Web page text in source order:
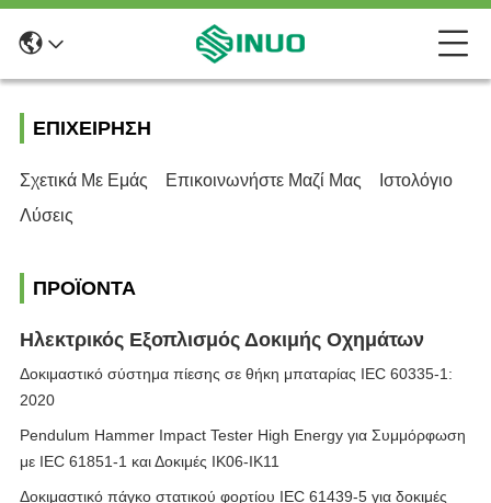
ΕΠΙΧΕΊΡΗΣΗ
Σχετικά Με Εμάς Επικοινωνήστε Μαζί Μας
Ιστολόγιο
Λύσεις
ΠΡΟΪΌΝΤΑ
Ηλεκτρικός Εξοπλισμός Δοκιμής Οχημάτων
Δοκιμαστικό σύστημα πίεσης σε θήκη μπαταρίας IEC 60335-1:
2020
Pendulum Hammer Impact Tester High Energy για Συμμόρφωση
με IEC 61851-1 και Δοκιμές IK06-IK11
Δοκιμαστικό πάγκο στατικού φορτίου IEC 61439-5 για δοκιμές